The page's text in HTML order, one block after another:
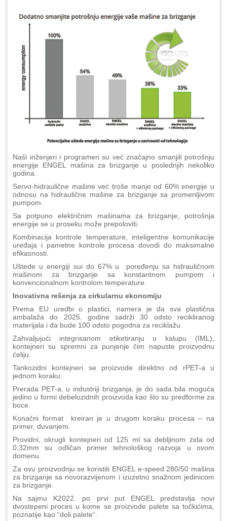
Naši inženjeri i programeri su već značajno smanjili potrošnju
energije ENGEL mašina za brizganje u poslednjih nekoliko
godina.
Servo-hidraulične mašine već troše manje od 60% energije u
odnosu na hidraulične mašine za brizganje sa promenljivom
pumpom.
Sa potpuno električnim mašinama za brizganje, potrošnja
energije se u proseku može prepoloviti.
Kombinacija kontrole temperature, inteligentne komunikacije
uređaja i pametne kontrole procesa dovodi do maksimalne
efikasnosti.
Uštede u energiji sui do 67% u poređenju sa hidrauličnom
mašinom za brizganje sa konstantnom pumpom i
konvencionalnom kontrolom temperature.
Inovativna rešenja za cirkularnu ekonomiju
Prema EU uredbi o plastici, namera je da sva plastična
ambalaža do 2025. godine sadrži 30 odsto recikliranog
materijala i da bude 100 odsto pogodna za reciklažu.
Zahvaljujući integrisanom etikеtiranju u kalupu (IML),
kontejneri su spremni za punjenje čim napuste proizvodnu
ćeliju.
Tankozidni kontejneri se proizvode direktno od rPET-a u
jednom koraku.
Prerada PET-a, u industriji brizganja, je do sada bila moguća
jedino u formi debelozidnih proizvoda kao što su predforme za
boce.
Konačni format kreiran je u drugom koraku procesa – na
primer, duvanjem.
Providni, okrugli kontejneri od 125 ml sa debljinom zida od
0,32mm su odličan primer tehnološkog razvoja u ovom
domenu.
Za ovu proizvodnju se koristiti ENGEL e-speed 280/50 mašina
za brizganje sa novorazvijenom i izuzetno snažnom jedinicom
za brizganje.
Na sajmu K2022. po prvi put ENGEL predstavlja novi
dvostepeni proces u kome se proizvode palete sa točkićima,
poznatije kao “doli palete“.